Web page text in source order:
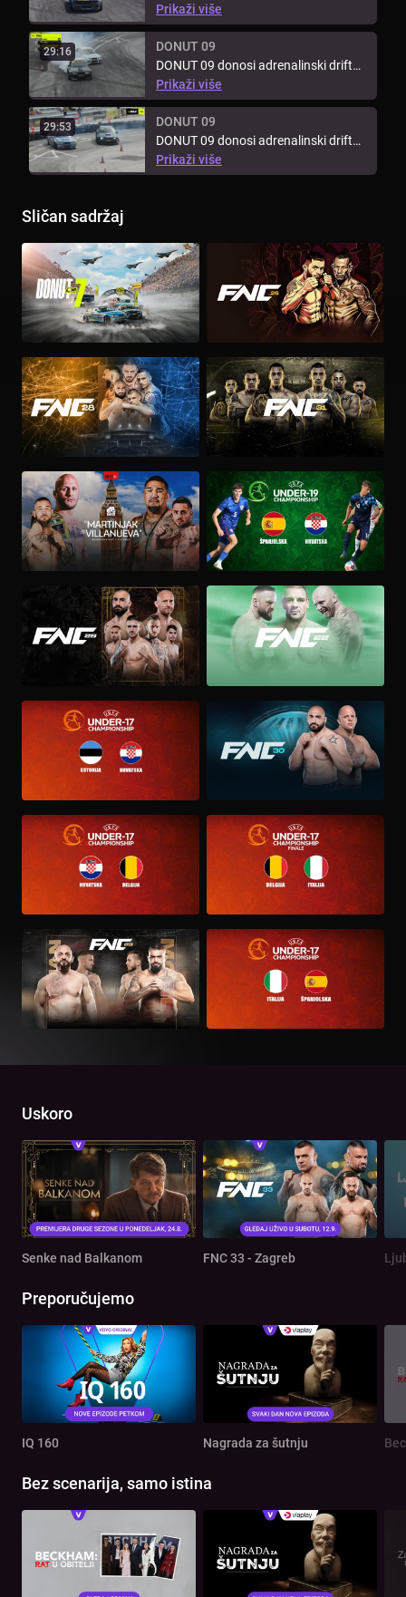
vikend na jednu od najpopularnijih ...
Prikaži više
29:16
DONUT 09
DONUT 09 donosi adrenalinski drift
vikend na jednu od najpopularnijih ...
Prikaži više
29:53
DONUT 09
DONUT 09 donosi adrenalinski drift
vikend na jednu od najpopularnijih ...
Prikaži više
Sličan sadržaj
Uskoro
Senke nad Balkanom FNC 33 - Zagreb
Preporučujemo
IQ 160 Nagrada za šutnju
Bez scenarija, samo istina